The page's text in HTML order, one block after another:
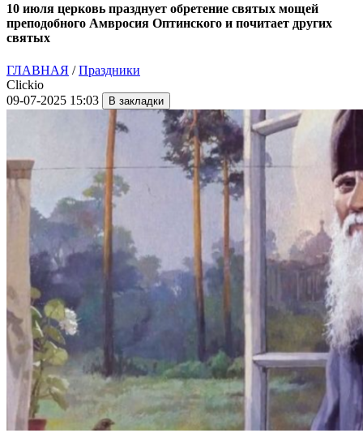
10 июля церковь празднует обретение святых мощей
преподобного Амвросия Оптинского и почитает других
святых
ГЛАВНАЯ /Праздники
Clickio
09-07-2025 15:03